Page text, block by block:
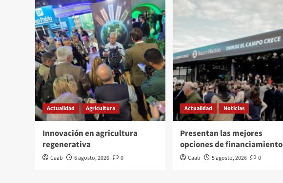
Actualidad Agricultura
Innovación en agricultura
regenerativa
Caab 6 agosto, 2026 0
Actualidad Noticias
Presentan las mejores
opciones de financiamiento
Caab 5 agosto, 2026 0